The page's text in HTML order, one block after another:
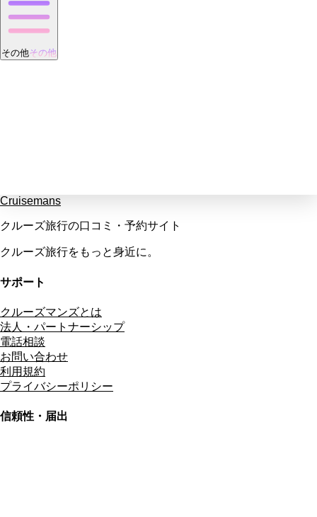
その他その他
Cruisemans
クルーズ旅行の口コミ・予約サイト
クルーズ旅行をもっと身近に。
サポート
クルーズマンズとは
法人・パートナーシップ
電話相談
お問い合わせ
利用規約
プライバシーポリシー
信頼性・届出